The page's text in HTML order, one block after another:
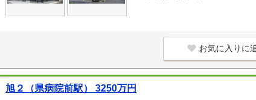
お気に入りに
旭２（県病院前駅） 3250万円